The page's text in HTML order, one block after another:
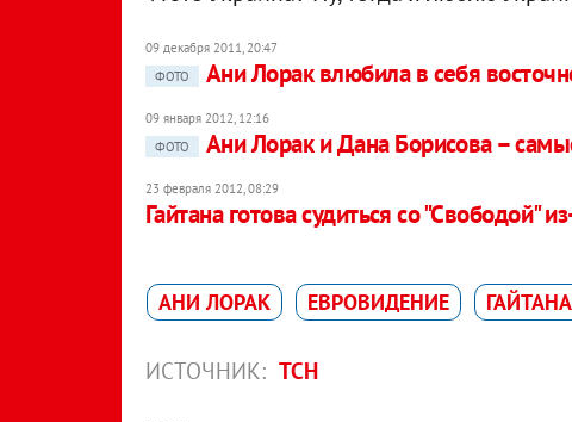
09 декабря 2011, 20:47
ФОТО
Ани Лорак влюбила в себя
09 января 2012, 12:16
ФОТО
Ани Лорак и Дана Борисова –
23 февраля 2012, 08:29
Гайтана готова судиться со "Свободой"
АНИ ЛОРАК ЕВРОВИДЕНИЕ ГАЙТАНА
ИСТОЧНИК: ТСН